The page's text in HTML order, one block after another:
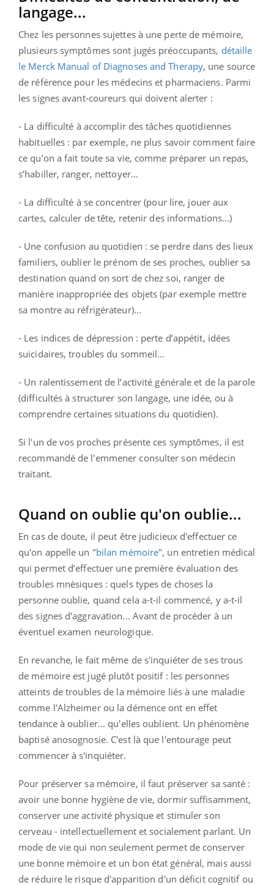
langage...
Chez les personnes sujettes à une perte de mémoire,
plusieurs symptômes sont jugés préoccupants, détaille
le Merck Manual of Diagnoses and Therapy, une source
de référence pour les médecins et pharmaciens. Parmi
les signes avant-coureurs qui doivent alerter :
- La difficulté à accomplir des tâches quotidiennes
habituelles : par exemple, ne plus savoir comment faire
ce qu’on a fait toute sa vie, comme préparer un repas,
s’habiller, ranger, nettoyer...
- La difficulté à se concentrer (pour lire, jouer aux
cartes, calculer de tête, retenir des informations...)
- Une confusion au quotidien : se perdre dans des lieux
familiers, oublier le prénom de ses proches, oublier sa
destination quand on sort de chez soi, ranger de
manière inappropriée des objets (par exemple mettre
sa montre au réfrigérateur)...
- Les indices de dépression : perte d’appétit, idées
suicidaires, troubles du sommeil...
- Un ralentissement de l’activité générale et de la parole
(difficultés à structurer son langage, une idée, ou à
comprendre certaines situations du quotidien).
Si l'un de vos proches présente ces symptômes, il est
recommandé de l'emmener consulter son médecin
traitant.
Quand on oublie qu'on oublie...
En cas de doute, il peut être judicieux d'effectuer ce
qu'on appelle un "bilan mémoire", un entretien médical
qui permet d’effectuer une première évaluation des
troubles mnèsiques : quels types de choses la
personne oublie, quand cela a-t-il commencé, y a-t-il
des signes d'aggravation... Avant de procéder à un
éventuel examen neurologique.
En revanche, le fait même de s'inquiéter de ses trous
de mémoire est jugé plutôt positif : les personnes
atteints de troubles de la mémoire liés à une maladie
comme l'Alzheimer ou la démence ont en effet
tendance à oublier... qu'elles oublient. Un phénomène
baptisé anosognosie. C'est là que l'entourage peut
commencer à s'inquiéter.
Pour préserver sa mémoire, il faut préserver sa santé :
avoir une bonne hygiène de vie, dormir suffisamment,
conserver une activité physique et stimuler son
cerveau - intellectuellement et socialement parlant. Un
mode de vie qui non seulement permet de conserver
une bonne mémoire et un bon état général, mais aussi
de réduire le risque d'apparition d'un déficit cognitif ou